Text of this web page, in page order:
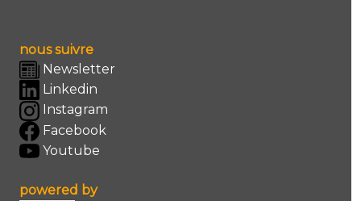
nous suivre
Newsletter
Linkedin
Instagram
Facebook
Youtube
powered by